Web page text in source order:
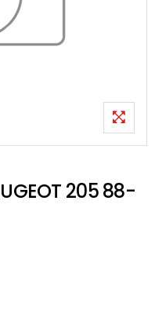
205 88-